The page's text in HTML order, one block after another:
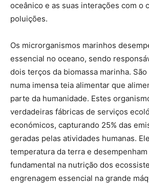
oceânico e as suas interações com o
poluições.
Os microrganismos marinhos
essencial no oceano, sendo
dois terços da biomassa marinha.
numa imensa teia alimentar que
parte da humanidade. Estes
verdadeiras fábricas de serviços
económicos, capturando 25% das
geradas pelas atividades humanas.
temperatura da terra e
fundamental na nutrição dos
engrenagem essencial na grande